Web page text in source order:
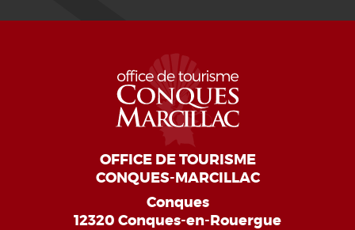
OFFICE DE TOURISME
CONQUES-MARCILLAC
Conques
12320 Conques-en-Rouergue